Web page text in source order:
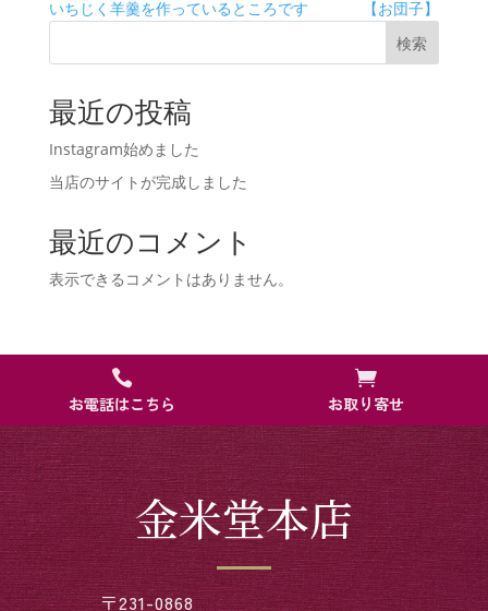
いちじく羊羹を作っているところです
【お団子】
検索
最近の投稿
Instagram始めました
当店のサイトが完成しました
最近のコメント
表示できるコメントはありません。

お電話はこちら

お取り寄せ
金米堂本店
〒231-0868